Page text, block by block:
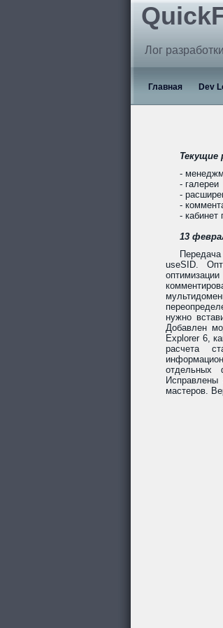
Лог разработки
Главная Dev
-
- галереи
-
-
- кабинет
13
useSID.
нужно
Добавлен
Explorer 6,
расчета
отдельных
мастеров.